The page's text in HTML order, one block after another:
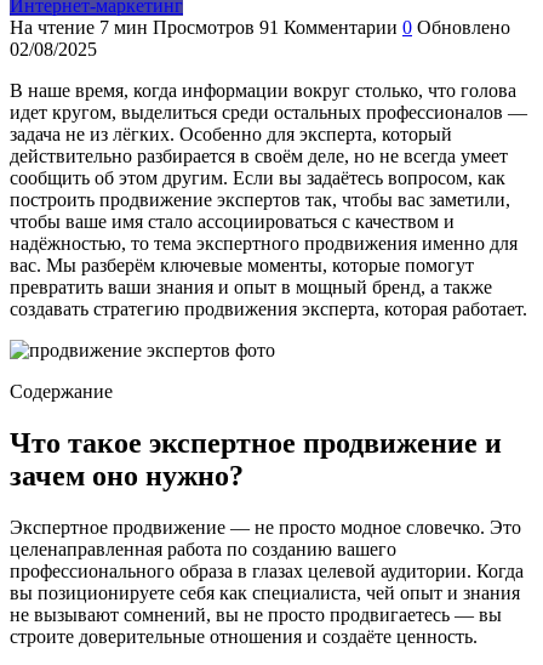
Интернет-маркетинг
На чтение 7 мин Просмотров 91 Комментарии 0 Обновлено
02/08/2025
В наше время, когда информации вокруг столько, что голова
идет кругом, выделиться среди остальных профессионалов —
задача не из лёгких. Особенно для эксперта, который
действительно разбирается в своём деле, но не всегда умеет
сообщить об этом другим. Если вы задаётесь вопросом, как
построить продвижение экспертов так, чтобы вас заметили,
чтобы ваше имя стало ассоциироваться с качеством и
надёжностью, то тема экспертного продвижения именно для
вас. Мы разберём ключевые моменты, которые помогут
превратить ваши знания и опыт в мощный бренд, а также
создавать стратегию продвижения эксперта, которая работает.
Содержание
Что такое экспертное продвижение и
зачем оно нужно?
Экспертное продвижение — не просто модное словечко. Это
целенаправленная работа по созданию вашего
профессионального образа в глазах целевой аудитории. Когда
вы позиционируете себя как специалиста, чей опыт и знания
не вызывают сомнений, вы не просто продвигаетесь — вы
строите доверительные отношения и создаёте ценность.